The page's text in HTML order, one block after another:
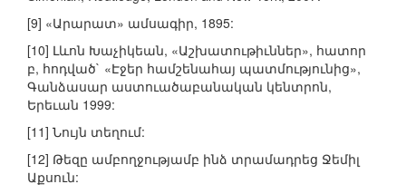
[9] «Արարատ» ամսագիր, 1895:
[10] Լևոն Խաչիկեան, «Աշխատութիւններ», հատոր
բ, հոդված` «Էջեր համշենահայ պատմությունից»,
Գանձասար աստուածաբանական կենտրոն,
Երեւան 1999:
[11] Նույն տեղում:
[12] Թեզը ամբողջությամբ ինձ տրամադրեց Ջեմիլ
Աքսուն: